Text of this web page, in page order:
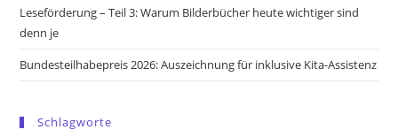
Leseförderung – Teil 3: Warum Bilderbücher heute wichtiger sind
denn je
Bundesteilhabepreis 2026: Auszeichnung für inklusive Kita-Assistenz
Schlagworte